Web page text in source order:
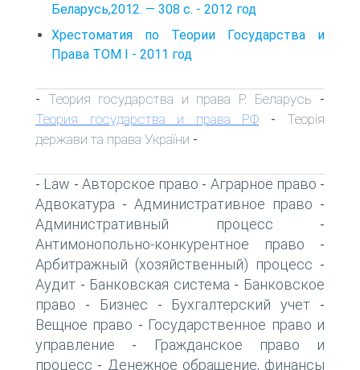
Беларусь,2012. — 308 с. - 2012 год
Хрестоматия по Теории Государства и
Права ТОМ I - 2011 год
- Теория государства и права Р. Беларусь -
Теория государства и права РФ - Теорія
держави та права України -
- Law - Авторское право - Аграрное право -
Адвокатура - Административное право -
Административный процесс -
Антимонопольно-конкурентное право -
Арбитражный (хозяйственный) процесс -
Аудит - Банковская система - Банковское
право - Бизнес - Бухгалтерский учет -
Вещное право - Государственное право и
управление -
Гражданское право и
процесс - Денежное обращение, финансы